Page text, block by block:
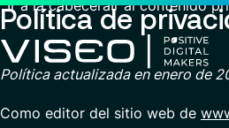
Ir a la cabeceraIr al contenido
Volver
Volver
Volver
Política de
Política actualizada en enero de
Como editor del sitio web de